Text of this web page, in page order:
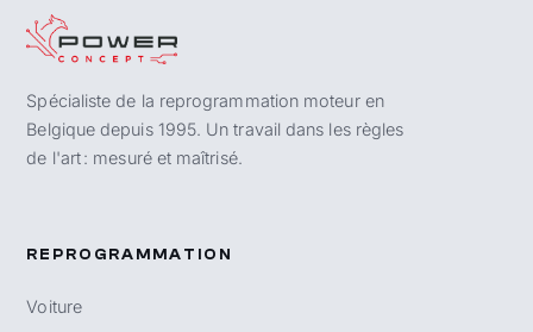
Spécialiste de la reprogrammation moteur en
Belgique depuis 1995. Un travail dans les règles
de l'art : mesuré et maîtrisé.
REPROGRAMMATION
Voiture